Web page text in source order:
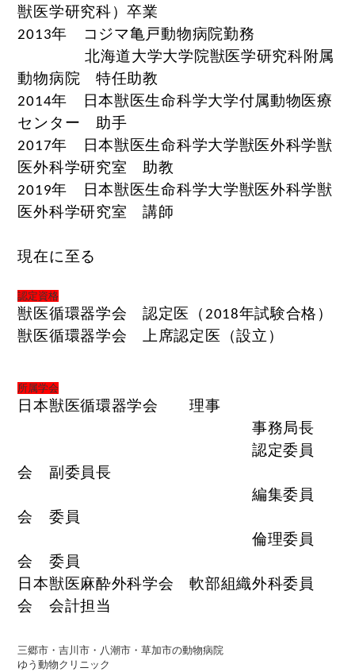
獣医学研究科）卒業
2013年 コジマ亀戸動物病院勤務
北海道大学大学院獣医学研究科附属
動物病院 特任助教
2014年 日本獣医生命科学大学付属動物医療
センター 助手
2017年 日本獣医生命科学大学獣医外科学獣
医外科学研究室 助教
2019年 日本獣医生命科学大学獣医外科学獣
医外科学研究室 講師
現在に至る
認定資格
獣医循環器学会 認定医（ 2018年試験合格）
獣医循環器学会 上席認定医（設立）
所属学会
日本獣医循環器学会
理事
事務局長
認定委員
会 副委員長
編集委員
会 委員
倫理委員
会 委員
日本獣医麻酔外科学会 軟部組織外科委員
会 会計担当
三郷市・吉川市・八潮市・草加市の動物病院
ゆう動物クリニック